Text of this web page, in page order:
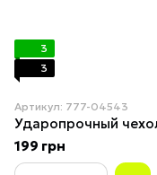
3
3
Артикул: 777-04543
199 грн